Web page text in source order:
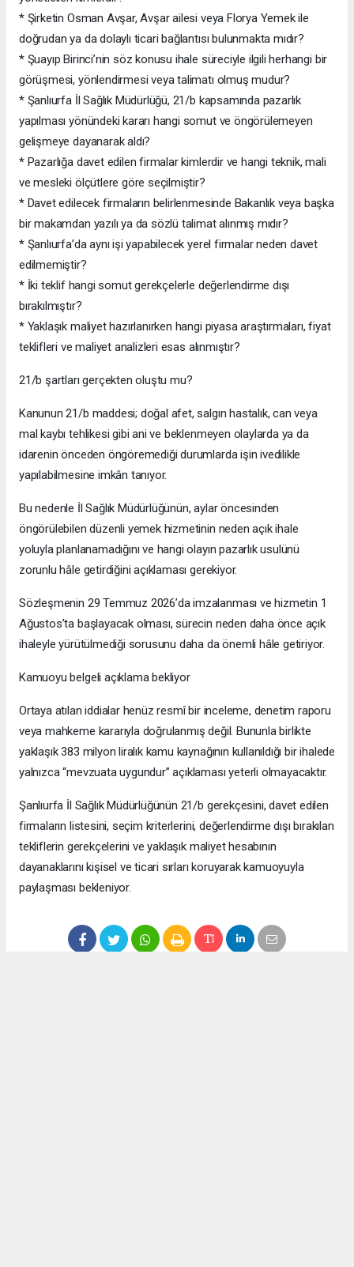
* Şirketin Osman Avşar, Avşar ailesi veya Florya Yemek ile
doğrudan ya da dolaylı ticari bağlantısı bulunmakta mıdır?
* Şuayıp Birinci’nin söz konusu ihale süreciyle ilgili herhangi bir
görüşmesi, yönlendirmesi veya talimatı olmuş mudur?
* Şanlıurfa İl Sağlık Müdürlüğü, 21/b kapsamında pazarlık
yapılması yönündeki kararı hangi somut ve öngörülemeyen
gelişmeye dayanarak aldı?
* Pazarlığa davet edilen firmalar kimlerdir ve hangi teknik, mali
ve mesleki ölçütlere göre seçilmiştir?
* Davet edilecek firmaların belirlenmesinde Bakanlık veya başka
bir makamdan yazılı ya da sözlü talimat alınmış mıdır?
* Şanlıurfa’da aynı işi yapabilecek yerel firmalar neden davet
edilmemiştir?
* İki teklif hangi somut gerekçelerle değerlendirme dışı
bırakılmıştır?
* Yaklaşık maliyet hazırlanırken hangi piyasa araştırmaları, fiyat
teklifleri ve maliyet analizleri esas alınmıştır?
21/b şartları gerçekten oluştu mu?
Kanunun 21/b maddesi; doğal afet, salgın hastalık, can veya
mal kaybı tehlikesi gibi ani ve beklenmeyen olaylarda ya da
idarenin önceden öngöremediği durumlarda işin ivedilikle
yapılabilmesine imkân tanıyor.
Bu nedenle İl Sağlık Müdürlüğünün, aylar öncesinden
öngörülebilen düzenli yemek hizmetinin neden açık ihale
yoluyla planlanamadığını ve hangi olayın pazarlık usulünü
zorunlu hâle getirdiğini açıklaması gerekiyor.
Sözleşmenin 29 Temmuz 2026’da imzalanması ve hizmetin 1
Ağustos’ta başlayacak olması, sürecin neden daha önce açık
ihaleyle yürütülmediği sorusunu daha da önemli hâle getiriyor.
Kamuoyu belgeli açıklama bekliyor
Ortaya atılan iddialar henüz resmî bir inceleme, denetim raporu
veya mahkeme kararıyla doğrulanmış değil. Bununla birlikte
yaklaşık 383 milyon liralık kamu kaynağının kullanıldığı bir ihalede
yalnızca “mevzuata uygundur” açıklaması yeterli olmayacaktır.
Şanlıurfa İl Sağlık Müdürlüğünün 21/b gerekçesini, davet edilen
firmaların listesini, seçim kriterlerini, değerlendirme dışı bırakılan
tekliflerin gerekçelerini ve yaklaşık maliyet hesabının
dayanaklarını kişisel ve ticari sırları koruyarak kamuoyuyla
paylaşması bekleniyor.